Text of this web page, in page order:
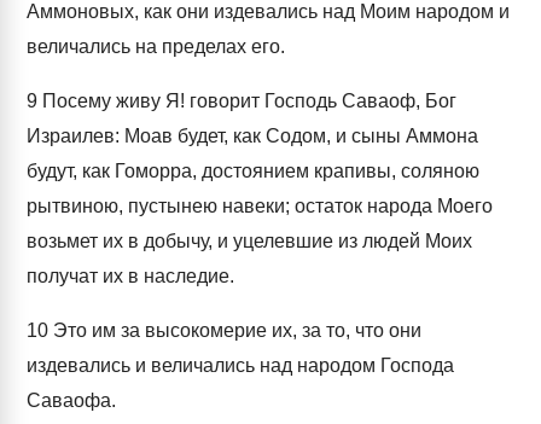
Аммоновых, как они издевались над Моим народом и
величались на пределах его.
9 Посему живу Я! говорит Господь Саваоф, Бог
Израилев: Моав будет, как Содом, и сыны Аммона
будут, как Гоморра, достоянием крапивы, соляною
рытвиною, пустынею навеки; остаток народа Моего
возьмет их в добычу, и уцелевшие из людей Моих
получат их в наследие.
10 Это им за высокомерие их, за то, что они
издевались и величались над народом Господа
Саваофа.